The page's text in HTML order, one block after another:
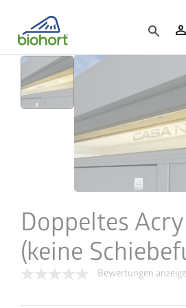
search person
Doppeltes
(keine
Bewertungen